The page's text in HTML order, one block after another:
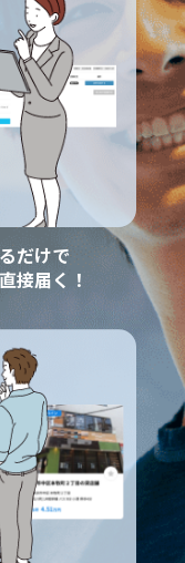
だけで
接届く！